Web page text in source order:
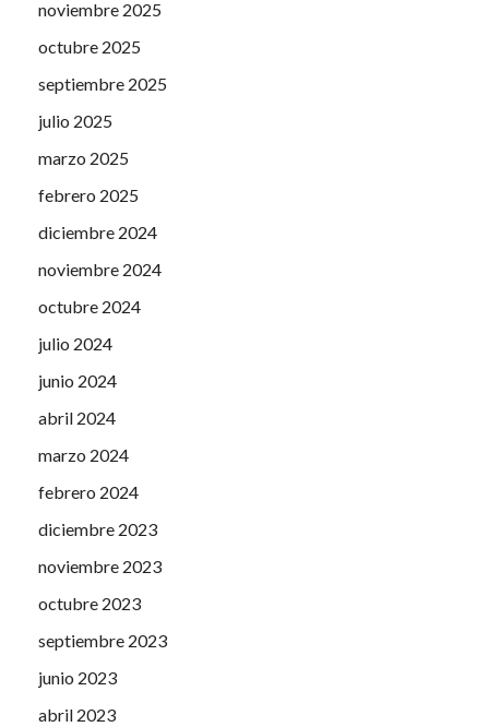
noviembre 2025
octubre 2025
septiembre 2025
julio 2025
marzo 2025
febrero 2025
diciembre 2024
noviembre 2024
octubre 2024
julio 2024
junio 2024
abril 2024
marzo 2024
febrero 2024
diciembre 2023
noviembre 2023
octubre 2023
septiembre 2023
junio 2023
abril 2023